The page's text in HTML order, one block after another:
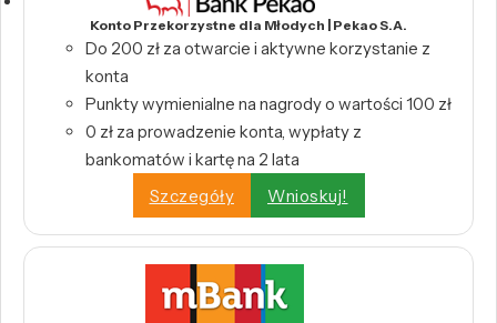
Konto Przekorzystne dla Młodych | Pekao S.A.
Do 200 zł za otwarcie i aktywne korzystanie z
konta
Punkty wymienialne na nagrody o wartości 100 zł
0 zł za prowadzenie konta, wypłaty z
bankomatów i kartę na 2 lata
Szczegóły
Wnioskuj!